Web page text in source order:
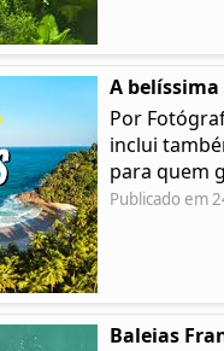
A belíssima
Por
inclui
para quem
Publicado em
Baleias